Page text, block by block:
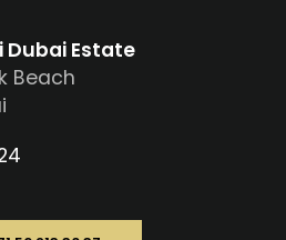
Dubai Estate
Beach